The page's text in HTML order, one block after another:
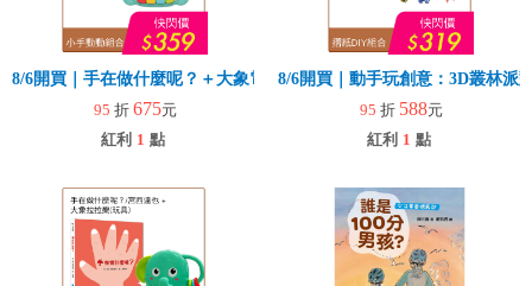
8/6開買｜手在做什麼呢？＋大象電子琴
95 折 675元
紅利 1 點
8/6開買｜動手玩創意：3D叢林派
95 折 588元
紅利 1 點